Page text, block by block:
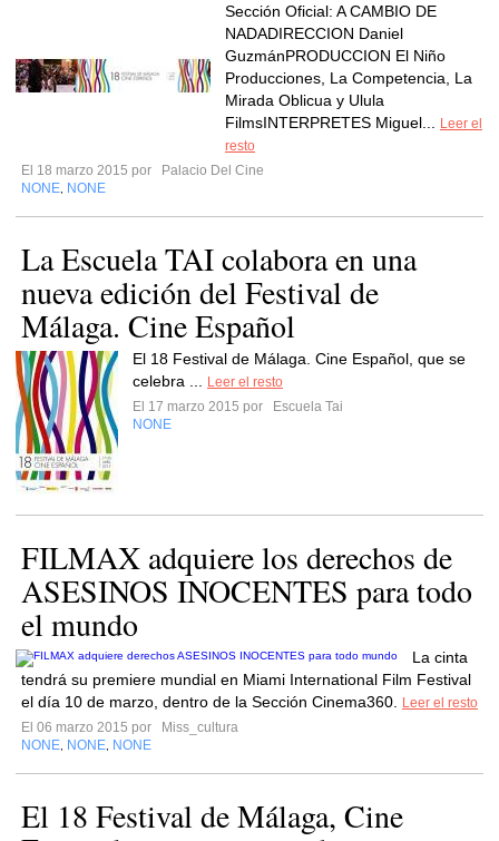
Sección Oficial: A CAMBIO DE
NADADIRECCION Daniel
GuzmánPRODUCCION El Niño
Producciones, La Competencia, La
Mirada Oblicua y Ulula
FilmsINTERPRETES Miguel...
Leer el
resto
El 18 marzo 2015 por
Palacio Del Cine
NONE NONE
La Escuela TAI colabora en una
nueva edición del Festival de
Málaga. Cine Español
El 18 Festival de Málaga. Cine Español, que se
celebra ...
Leer el resto
El 17 marzo 2015 por
Escuela Tai
NONE
FILMAX adquiere los derechos de
ASESINOS INOCENTES para todo
La cinta
tendrá su premiere mundial en Miami International Film Festival
el día 10 de marzo, dentro de la Sección Cinema360.
Leer el resto
El 06 marzo 2015 por
Miss_cultura
NONE NONE NONE
El 18 Festival de Málaga, Cine